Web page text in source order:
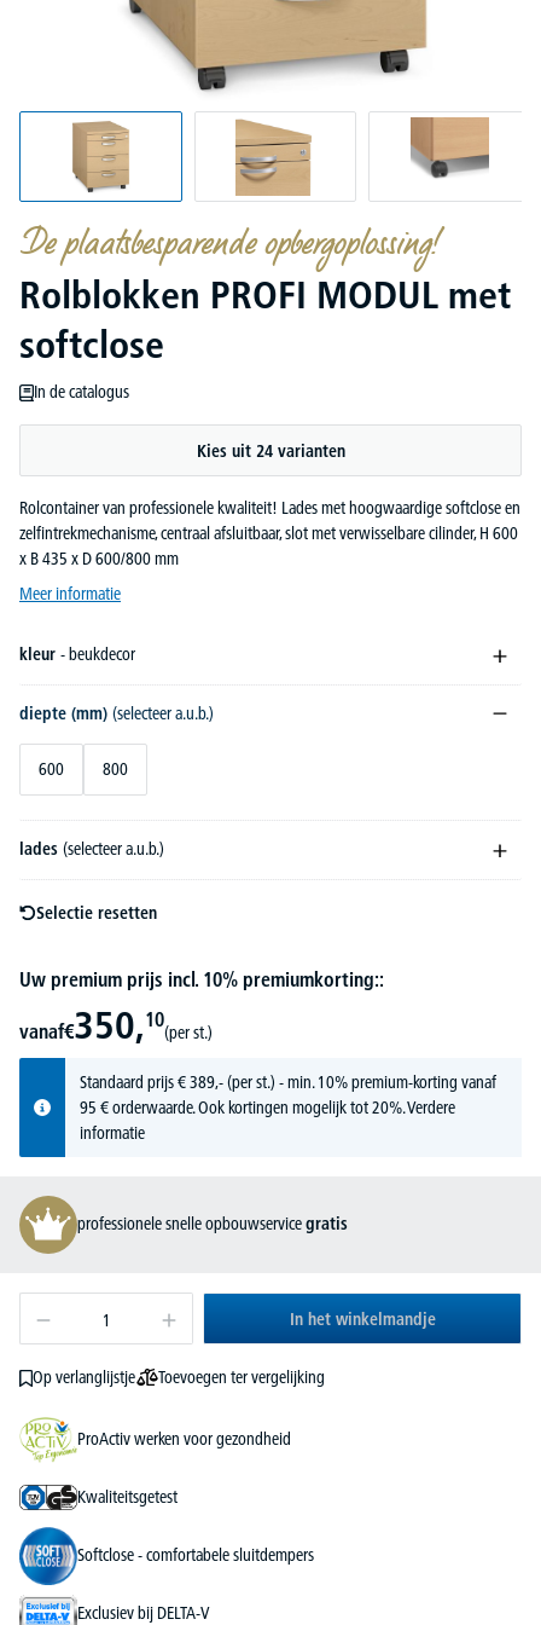
De plaatsbesparende opbergoplossing!
Rolblokken PROFI MODUL met
softclose
In de catalogus
Kies uit 24 varianten
Rolcontainer van professionele kwaliteit! Lades met hoogwaardige softclose en
zelfintrekmechanisme, centraal afsluitbaar, slot met verwisselbare cilinder, H 600
x B 435 x D 600/800 mm
Meer informatie
kleur - beukdecor
diepte (mm) (selecteer a.u.b.)
600 800
lades (selecteer a.u.b.)
Selectie resetten
Uw premium prijs incl. 10% premiumkorting::
vanaf€350,10
(per st.)
Standaard prijs€389,-(per st.) - min. 10% premium-korting vanaf
95 € orderwaarde. Ook kortingen mogelijk tot 20%.Verdere
informatie
professionele snelle opbouwservicegratis
In het winkelmandje
Op verlanglijstje Toevoegen ter vergelijking
ProActiv werken voor gezondheid
Kwaliteitsgetest
Softclose - comfortabele sluitdempers
Exclusiev bij DELTA-V